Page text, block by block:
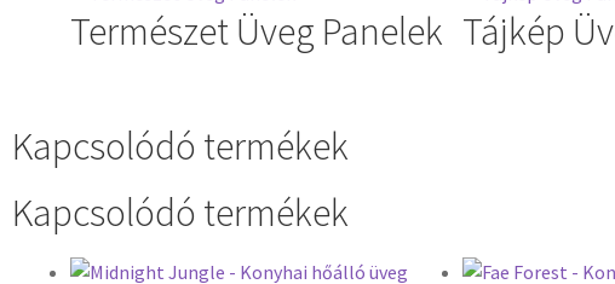
Természet Üveg Panelek Tájkép
Kapcsolódó termékek
Kapcsolódó termékek